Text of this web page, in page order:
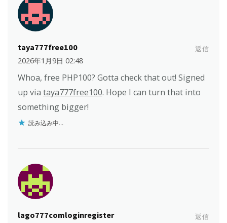
taya777free100
2026年1月9日 02:48
返信
Whoa, free PHP100? Gotta check that out! Signed
up via taya777free100. Hope I can turn that into
something bigger!
読み込み中...
lago777comloginregister 返信